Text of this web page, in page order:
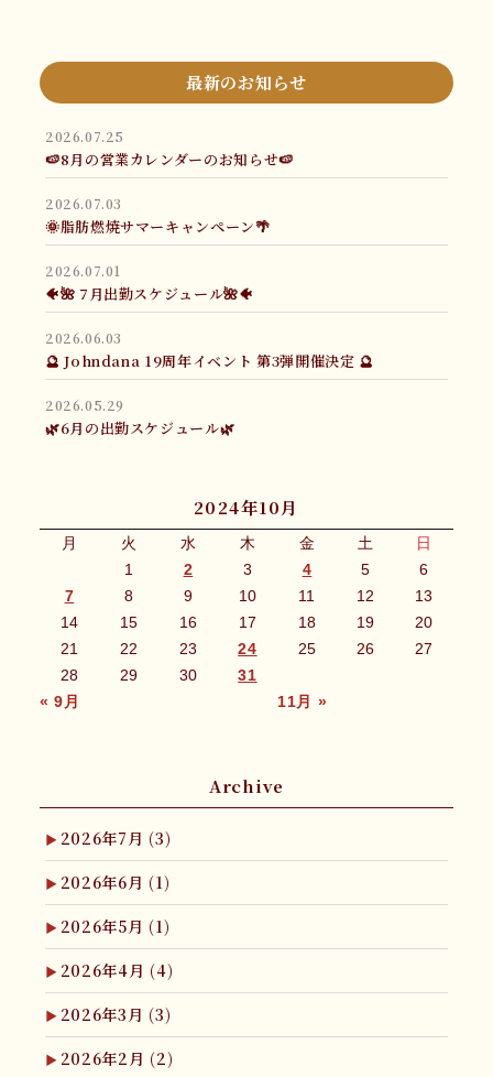
最新のお知らせ
2026.07.25
🍉8月の営業カレンダーのお知らせ🍉
2026.07.03
🌞脂肪燃焼サマーキャンペーン🌴
2026.07.01
🐠🌺 7月出勤スケジュール🌺🐠
2026.06.03
🔮 Johndana 19周年イベント 第3弾開催決定 🔮
2026.05.29
🌿6月の出勤スケジュール🌿
2024年10月
月 火 水 木 金 土 日
« 9月 11月 »
1 2 3 4 5
6
7
8 9 10 11 12
13
14
15 16 17 18 19
20
21
22 23 24 25 26
27
28
29 30 31
Archive
2026年7月 (3)
2026年6月 (1)
2026年5月 (1)
2026年4月 (4)
2026年3月 (3)
2026年2月 (2)